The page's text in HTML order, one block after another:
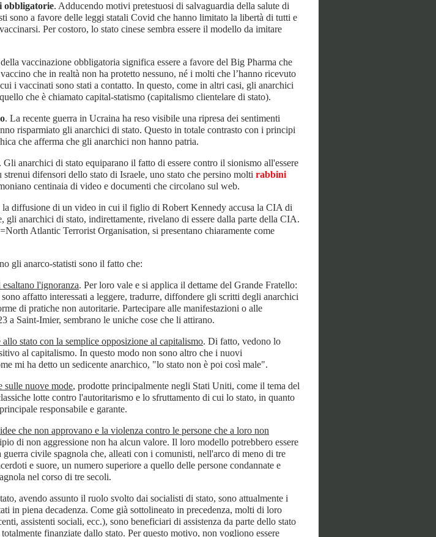
obbligatorie. Adducendo motivi pretestuosi di salvaguardia della salute di
sono a favore delle leggi statali Covid che hanno limitato la libertà di tutti e
Per costoro, lo stato cinese sembra essere il modello da imitare
vaccinazione obbligatoria significa essere a favore del Big Pharma che
che in realtà non ha protetto nessuno, né i molti che l’hanno ricevuto
i vaccinati sono stati a contatto. In questo, come in altri casi, gli anarchici
che è chiamato capital-statismo (capitalismo clientelare di stato).
. La recente guerra in Ucraina ha reso visibile una ripresa dei sentimenti
risparmiato gli anarchici di stato. Questo in totale contrasto con i principi
che afferma che gli anarchici non hanno patria.
. Gli anarchici di stato equiparano il fatto di essere contro il sionismo all'essere
difensori dello stato di Israele, uno stato che persino molti rabbini
centinaia di video e documenti che circolano sul web.
la diffusione di un video in cui il figlio di Robert Kennedy accusa la CIA di
gli anarchici di stato, indirettamente, rivelano di essere dalla parte della CIA.
Atlantic Terrorist Organisation, si presentano chiaramente come
gli anarco-statisti sono il fatto che:
l'ignoranza. Per loro vale e si applica il dettame del Grande Fratello:
sono affatto interessati a leggere, tradurre, diffondere gli scritti degli anarchici
di pratiche non autoritarie. Partecipare alle manifestazioni o alle
a Saint-Imier, sembrano le uniche cose che li attirano.
stato con la semplice opposizione al capitalismo. Di fatto, vedono lo
al capitalismo. In questo modo non sono altro che i nuovi
mi ha detto un sedicente anarchico, "lo stato non è poi così male".
sulle nuove mode, prodotte principalmente negli Stati Uniti, come il tema del
lotte contro l'autoritarismo e lo sfruttamento di cui lo stato, in quanto
responsabile e garante.
che non approvano e la violenza contro le persone che a loro non
di non aggressione non ha alcun valore. Il loro modello potrebbero essere
civile spagnola che, alleati con i comunisti, nell'arco di meno di tre
e suore, un numero superiore a quello delle persone condannate e
nel corso di tre secoli.
avendo assunto il ruolo svolto dai socialisti di stato, sono attualmente i
in piena decadenza. Come già sottolineato in precedenza, molti di loro
assistenti sociali, ecc.), sono beneficiari di assistenza da parte dello stato
finanziate dallo stato. Per questo motivo, non vogliono essere